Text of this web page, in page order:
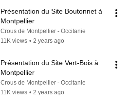
Présentation du Site Boutonnet à
Montpellier
Crous de Montpellier - Occitanie
11K views • 2 years ago
Présentation du Site Vert-Bois à
Montpellier
Crous de Montpellier - Occitanie
11K views • 2 years ago